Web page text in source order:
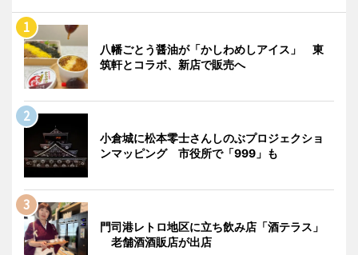
八幡ごとう醤油が「かしわめしアイス」 東
筑軒とコラボ、新店で販売へ
小倉城に松本零士さんしのぶプロジェクショ
ンマッピング 市役所で「999」も
門司港レトロ地区に立ち飲み店「酒テラス」
老舗酒酒販店が出店